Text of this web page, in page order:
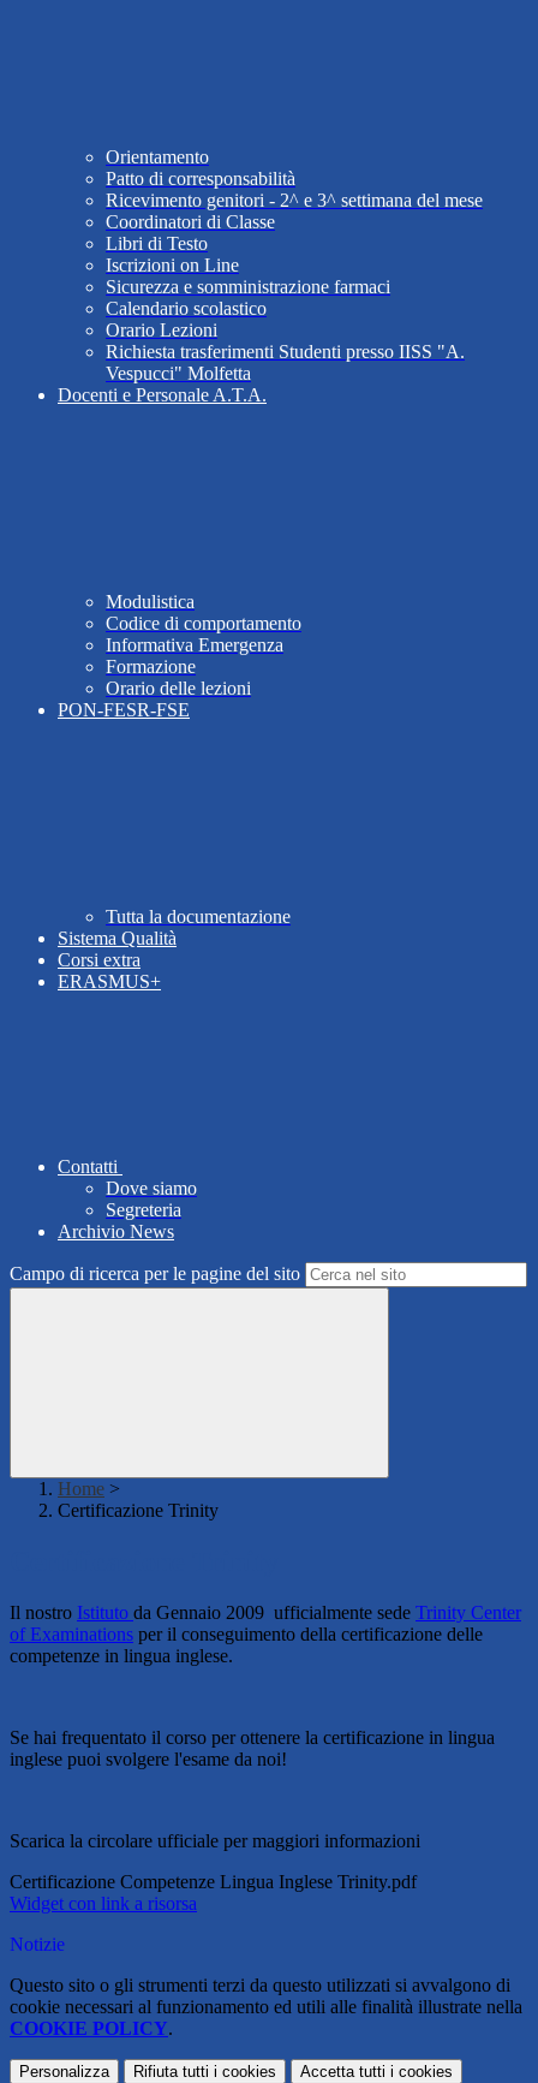
Orientamento
Patto di corresponsabilità
Ricevimento genitori - 2^ e 3^ settimana del mese
Coordinatori di Classe
Libri di Testo
Iscrizioni on Line
Sicurezza e somministrazione farmaci
Calendario scolastico
Orario Lezioni
Richiesta trasferimenti Studenti presso IISS "A.
Vespucci" Molfetta
Docenti e Personale A.T.A.
Modulistica
Codice di comportamento
Informativa Emergenza
Formazione
Orario delle lezioni
PON-FESR-FSE
Tutta la documentazione
Sistema Qualità
Corsi extra
ERASMUS+
Contatti
Dove siamo
Segreteria
Archivio News
Campo di ricerca per le pagine del sito
Home >
Certificazione Trinity
Il nostro Istituto da Gennaio 2009 ufficialmente sede Trinity Center
of Examinations per il conseguimento della certificazione delle
competenze in lingua inglese.
Se hai frequentato il corso per ottenere la certificazione in lingua
inglese puoi svolgere l'esame da noi!
Scarica la circolare ufficiale per maggiori informazioni
Certificazione Competenze Lingua Inglese Trinity.pdf
Widget con link a risorsa
Notizie
Questo sito o gli strumenti terzi da questo utilizzati si avvalgono di
cookie necessari al funzionamento ed utili alle finalità illustrate nella
COOKIE POLICY.
Personalizza Rifiuta tutti i cookies Accetta tutti i cookies